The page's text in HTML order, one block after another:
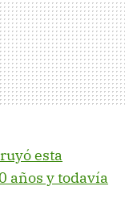
esta
años y todavía